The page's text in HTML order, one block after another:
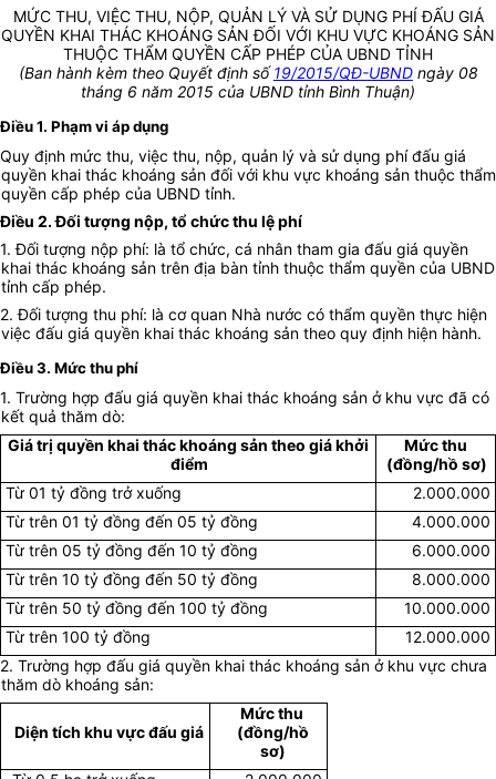
MỨC THU, VIỆC THU, NỘP, QUẢN LÝ VÀ SỬ DỤNG PHÍ ĐẤU GIÁ
QUYỀN KHAI THÁC KHOÁNG SẢN ĐỐI VỚI KHU VỰC KHOÁNG SẢN
THUỘC THẨM QUYỀN CẤP PHÉP CỦA UBND TỈNH
(Ban hành kèm theo Quyết định số19/2015/QĐ-UBNDngày 08
tháng 6 năm 2015 của UBND tỉnh Bình Thuận)
Điều 1. Phạm vi áp dụng
Quy định mức thu, việc thu, nộp, quản lý và sử dụng phí đấu giá
quyền khai thác khoáng sản đối với khu vực khoáng sản thuộc thẩm
quyền cấp phép của UBND tỉnh.
Điều 2. Đối tượng nộp, tổ chức thu lệ phí
1. Đối tượng nộp phí: là tổ chức, cá nhân tham gia đấu giá quyền
khai thác khoáng sản trên địa bàn tỉnh thuộc thẩm quyền của UBND
tỉnh cấp phép.
2. Đối tượng thu phí: là cơ quan Nhà nước có thẩm quyền thực hiện
việc đấu giá quyền khai thác khoáng sản theo quy định hiện hành.
Điều 3. Mức thu phí
1. Trường hợp đấu giá quyền khai thác khoáng sản ở khu vực đã có
kết quả thăm dò:
Giá trị quyền khai thác khoáng sản theo giá khởi
điểm
Mức thu
(đồng/hồ sơ)
Từ 01 tỷ đồng trở xuống
2.000.000
Từ trên 01 tỷ đồng đến 05 tỷ đồng
4.000.000
Từ trên 05 tỷ đồng đến 10 tỷ đồng
6.000.000
Từ trên 10 tỷ đồng đến 50 tỷ đồng
8.000.000
Từ trên 50 tỷ đồng đến 100 tỷ đồng
10.000.000
Từ trên 100 tỷ đồng
12.000.000
2. Trường hợp đấu giá quyền khai thác khoáng sản ở khu vực chưa
thăm dò khoáng sản:
Diện tích khu vực đấu giá
Mức thu
(đồng/hồ
sơ)